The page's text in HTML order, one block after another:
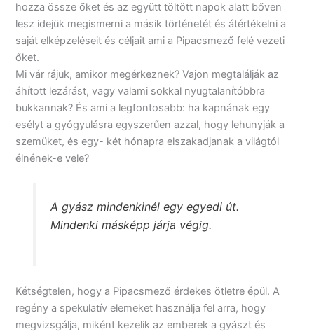
hozza össze őket és az együtt töltött napok alatt bőven
lesz idejük megismerni a másik történetét és átértékelni a
saját elképzeléseit és céljait ami a Pipacsmező felé vezeti
őket.
Mi vár rájuk, amikor megérkeznek? Vajon megtalálják az
áhított lezárást, vagy valami sokkal nyugtalanítóbbra
bukkannak? És ami a legfontosabb: ha kapnának egy
esélyt a gyógyulásra egyszerűen azzal, hogy lehunyják a
szemüket, és egy- két hónapra elszakadjanak a világtól
élnének-e vele?
A gyász mindenkinél egy egyedi út.
Mindenki másképp járja végig.
Kétségtelen, hogy a Pipacsmező érdekes ötletre épül. A
regény a spekulatív elemeket használja fel arra, hogy
megvizsgálja, miként kezelik az emberek a gyászt és